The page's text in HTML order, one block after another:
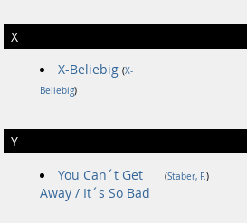
X
X-Beliebig (X-
Beliebig)
Y
You Can´t Get
Away / It´s So Bad
(Staber, F.)